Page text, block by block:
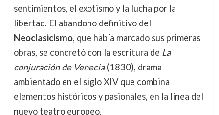
sentimientos, el exotismo y la lucha por la
libertad. El abandono definitivo del
Neoclasicismo, que había marcado sus primeras
obras, se concretó con la escritura de La
conjuración de Venecia(1830), drama
ambientado en el siglo XIV que combina
elementos históricos y pasionales, en la línea del
nuevo teatro europeo.